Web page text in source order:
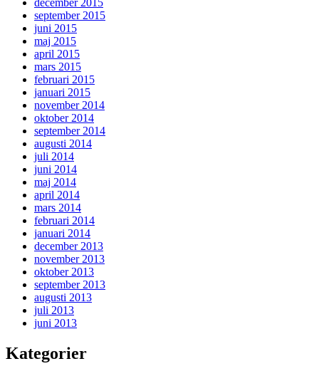
december 2015
september 2015
juni 2015
maj 2015
april 2015
mars 2015
februari 2015
januari 2015
november 2014
oktober 2014
september 2014
augusti 2014
juli 2014
juni 2014
maj 2014
april 2014
mars 2014
februari 2014
januari 2014
december 2013
november 2013
oktober 2013
september 2013
augusti 2013
juli 2013
juni 2013
Kategorier